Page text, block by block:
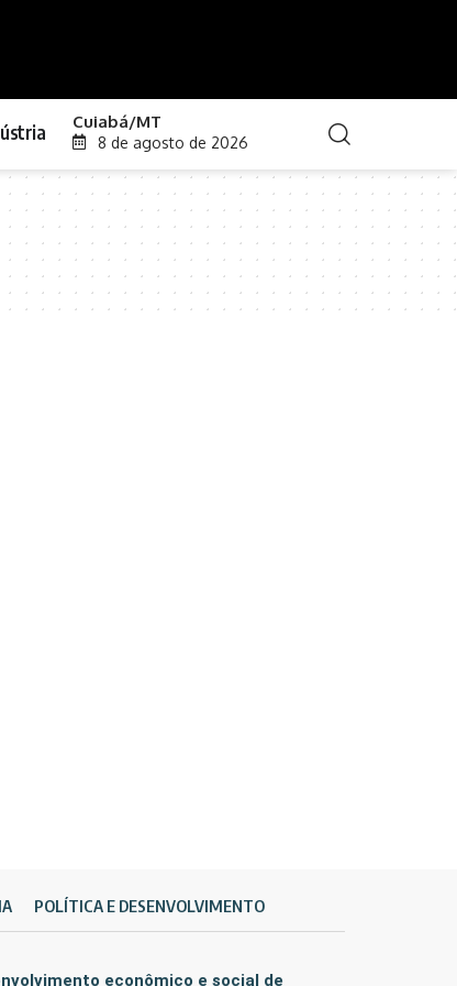
Cuiabá/MT
8 de agosto de 2026
POLÍTICA E DESENVOLVIMENTO
econômico e social de